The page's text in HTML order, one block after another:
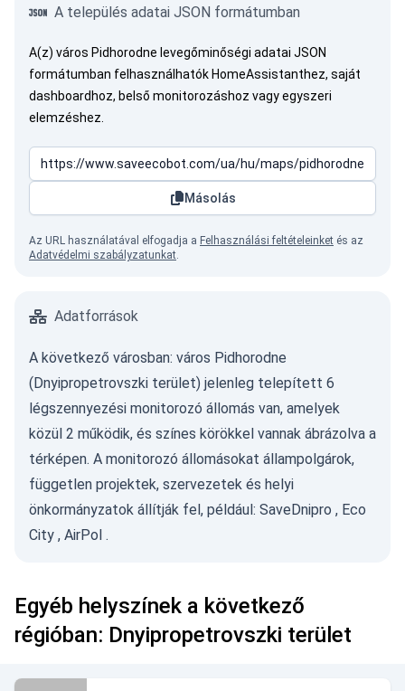
A település adatai JSON formátumban
A(z) város Pidhorodne levegőminőségi adatai JSON
formátumban felhasználhatók HomeAssistanthez, saját
dashboardhoz, belső monitorozáshoz vagy egyszeri
elemzéshez.
Másolás
Az URL használatával elfogadja a Felhasználási feltételeinket és az
Adatvédelmi szabályzatunkat.
Adatforrások
A következő városban: város Pidhorodne
(Dnyipropetrovszki terület) jelenleg telepített 6
légszennyezési monitorozó állomás van, amelyek
közül 2 működik, és színes körökkel vannak ábrázolva a
térképen. A monitorozó állomásokat állampolgárok,
független projektek, szervezetek és helyi
önkormányzatok állítják fel, például: SaveDnipro , Eco
City , AirPol .
Egyéb helyszínek a következő
régióban: Dnyipropetrovszki terület